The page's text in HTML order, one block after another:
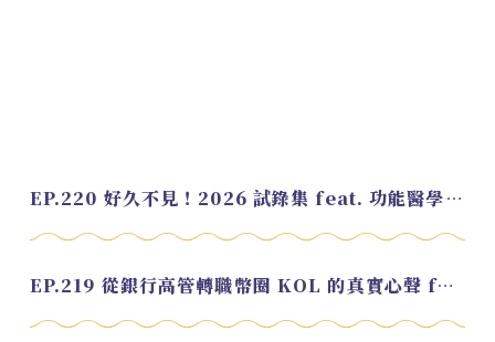
EP.220 好久不見！2026 試錄集 feat. 功能醫學營養師 美寶
EP.219 從銀行高管轉職幣圈 KOL 的真實心聲 feat.龜大